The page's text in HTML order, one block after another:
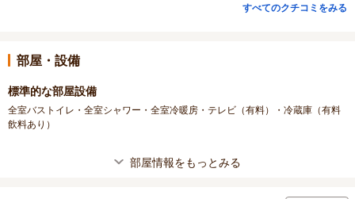
すべてのクチコミをみる
部屋・設備
標準的な部屋設備
全室バストイレ・全室シャワー・全室冷暖房・テレビ（有料）・冷蔵庫（有料
飲料あり）
部屋情報をもっとみる